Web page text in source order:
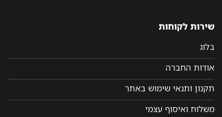
שירות לקוחות
בלוג
אודות החברה
תקנון ותנאי שימוש באתר
משלוח ואיסוף עצמי